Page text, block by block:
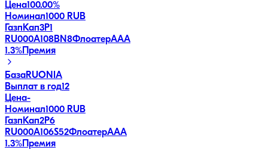
Цена100.00%
Номинал1000 RUB
ГазпКап3P1
RU000A108BN8ФлоатерAAA
1.3%Премия
БазаRUONIA
Выплат в год12
Цена-
Номинал1000 RUB
ГазпКап2P6
RU000A106S52ФлоатерAAA
1.3%Премия